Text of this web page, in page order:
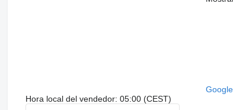
Hora local del vendedor: 05:00 (CEST)